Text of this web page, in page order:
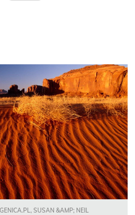
SUSAN &AMP; NEIL